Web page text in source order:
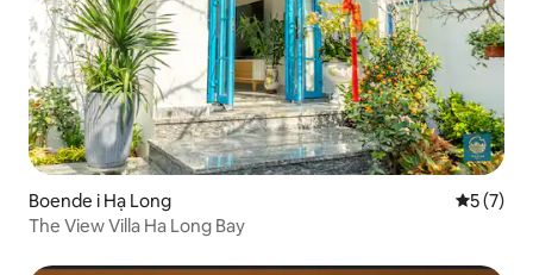
Boende i Hạ Long 5 av 5 i
5 (7)
The View Villa Ha Long Bay